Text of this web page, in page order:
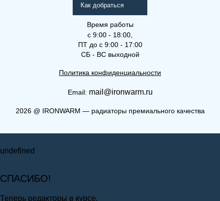
Как добраться
Время работы
с 9:00 - 18:00,
ПТ до с 9:00 - 17:00
СБ - ВС выходной
Политика конфиденциальности
Email: mail@ironwarm.ru
2026@ IRONWARM — радиаторы премиального качества
undefined
СПАСИБО!
Теперь редакторы в курсе.